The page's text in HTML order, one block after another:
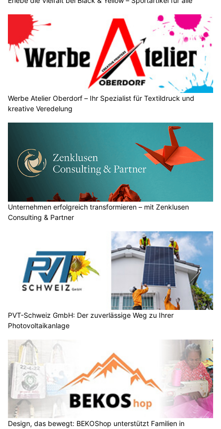
Werbe Atelier Oberdorf – Ihr Spezialist für Textildruck und
kreative Veredelung
Unternehmen erfolgreich transformieren – mit Zenklusen
Consulting & Partner
PVT-Schweiz GmbH: Der zuverlässige Weg zu Ihrer
Photovoltaikanlage
Design, das bewegt: BEKOShop unterstützt Familien in